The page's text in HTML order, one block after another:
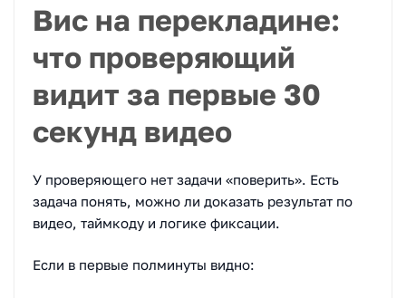
Вис на перекладине:
что проверяющий
видит за первые 30
секунд видео
У проверяющего нет задачи «поверить». Есть
задача понять, можно ли доказать результат по
видео, таймкоду и логике фиксации.
Если в первые полминуты видно: